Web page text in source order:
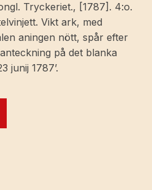
Tryckeriet., [1787]. 4:o.
Vikt ark, med
aningen nött, spår efter
på det blanka
junij 1787’.